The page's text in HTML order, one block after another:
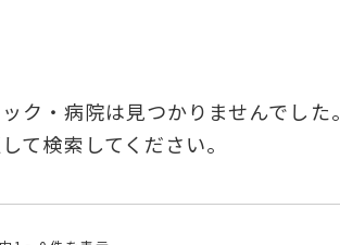
ク・病院は見つかりませんでした。
て検索してください。